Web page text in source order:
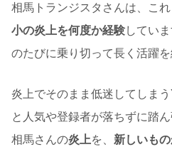
相馬トランジスタさんは、こ
小の炎上を何度か経験してい
のたびに乗り切って長く活躍を
炎上でそのまま低迷してしま
と人気や登録者が落ちずに踏
相馬さんの炎上を、 新しいも